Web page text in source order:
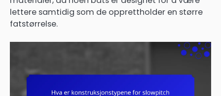
lettere samtidig som de opprettholder en større
fatstørrelse.